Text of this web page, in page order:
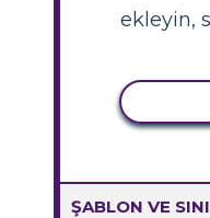
ekleyin,
ŞABLON VE